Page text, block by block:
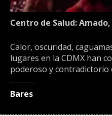
Centro de Salud:
Calor, oscuridad,
lugares en la CDMX han
poderoso y contradictorio
Bares